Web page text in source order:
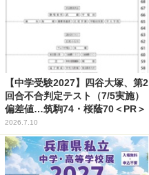
【中学受験2027】四谷大塚、第2
回合不合判定テスト（7/5実施）
偏差値…筑駒74・桜蔭70＜PR＞
2026.7.10